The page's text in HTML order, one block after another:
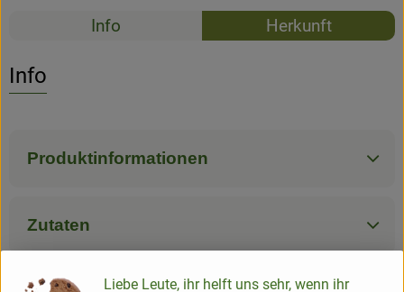
Blog
Rezepte
Info Herkunft
Info
Produktinformationen
Zutaten
Liebe Leute, ihr helft uns sehr, wenn ihr